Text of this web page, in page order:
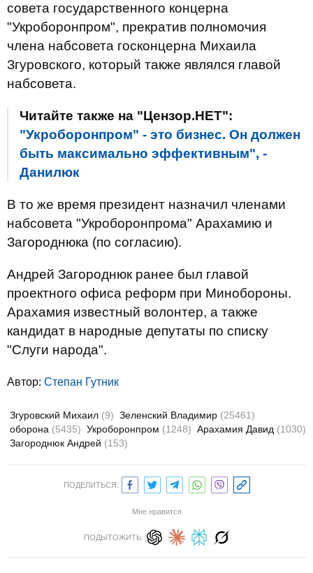
совета государственного концерна
"Укроборонпром", прекратив полномочия
члена набсовета госконцерна Михаила
Згуровского, который также являлся главой
набсовета.
Читайте также на "Цензор.НЕТ":
"Укроборонпром" - это бизнес. Он должен
быть максимально эффективным", -
Данилюк
В то же время президент назначил членами
набсовета "Укроборонпрома" Арахамию и
Загороднюка (по согласию).
Андрей Загороднюк ранее был главой
проектного офиса реформ при Минобороны.
Арахамия известный волонтер, а также
кандидат в народные депутаты по списку
"Слуги народа".
Автор: Степан Гутник
Згуровский Михаил (9) Зеленский Владимир (25461)
оборона (5435) Укроборонпром (1248) Арахамия Давид (1030)
Загороднюк Андрей (153)
ПОДЕЛИТЬСЯ:
Мне нравится
ПОДЫТОЖИТЬ: